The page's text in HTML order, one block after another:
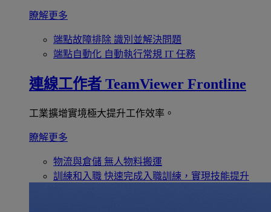
瞭解更多
端點故障排除 識別並解決問題
端點自動化 自動執行常規 IT 任務
連線工作者 TeamViewer Frontline
工業擴增實境極大提升工作效率。
瞭解更多
物流與倉儲 無人物料搬運
訓練和入職 快速完成入職訓練，實現技能提升